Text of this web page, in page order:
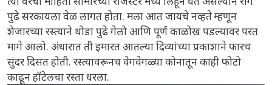
पुढे सरकायला वेळ लागत होता. मला आत जायचे नव्हते म्हणून
शेजारच्या रस्त्याने थोडा पुढे गेलो आणि पूर्ण काळोख पडल्यावर परत
मागे आलो. अंधारात ती इमारत आतल्या दिव्यांच्या प्रकाशाने फारच
सुंदर दिसत होती. रस्त्यावरूनच वेगवेगळ्या कोनातून काही फोटो
काढून हॉटेलचा रस्ता धरला.